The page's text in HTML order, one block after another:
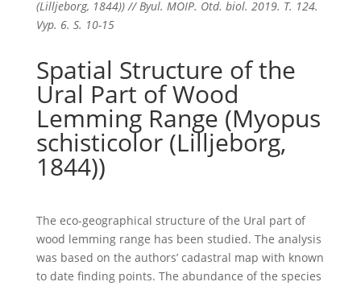
(Lilljeborg, 1844)) // Byul. MOIP. Otd. biol. 2019. T. 124.
Vyp. 6. S. 10-15
Spatial Structure of the
Ural Part of Wood
Lemming Range (Myopus
schisticolor (Lilljeborg,
1844))
The eco-geographical structure of the Ural part of
wood lemming range has been studied. The analysis
was based on the authors’ cadastral map with known
to date finding points. The abundance of the species